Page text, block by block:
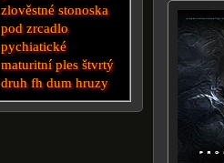
zlověstné stonoska
podzrcadlo
pychiatické
maturitní ples štvrtý
druh fh dum hruzy